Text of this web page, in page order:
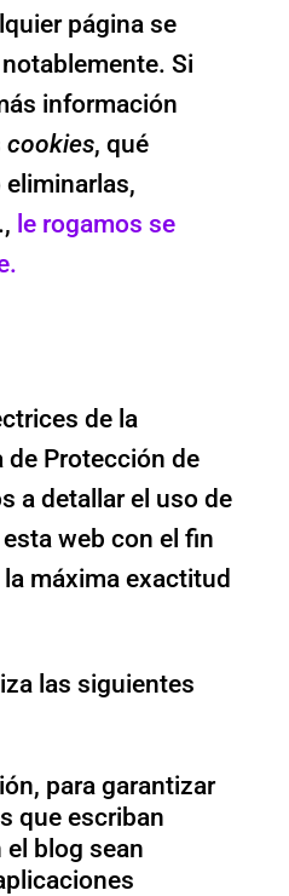
página se
Si
información
cookies, qué
le rogamos se
de la
de Protección de
a detallar el uso de
web con el fin
máxima exactitud
las siguientes
para garantizar
que escriban
blog sean